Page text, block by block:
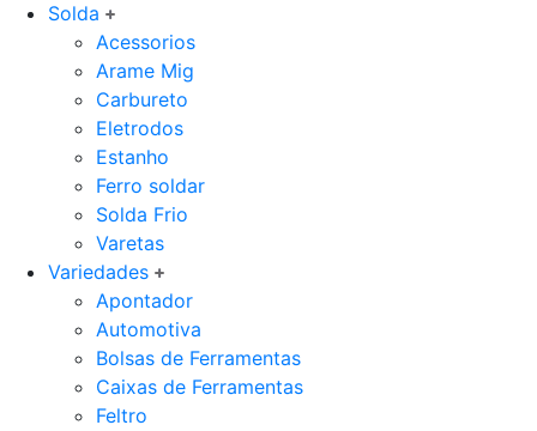
Solda
Acessorios
Arame Mig
Carbureto
Eletrodos
Estanho
Ferro soldar
Solda Frio
Varetas
Variedades
Apontador
Automotiva
Bolsas de Ferramentas
Caixas de Ferramentas
Feltro